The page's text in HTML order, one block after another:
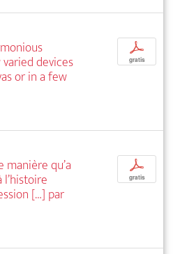
devices
or in a few
p
gratis
manière qu’a
[…] par
p
gratis